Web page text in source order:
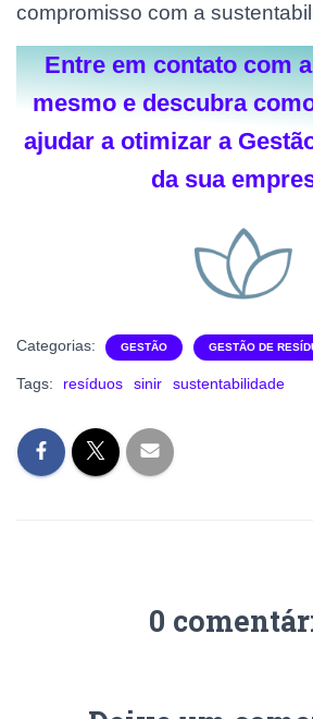
compromisso com a
Entre em contato com
mesmo e descubra
ajudar a otimizar a
da sua
Categorias: GESTÃO GESTÃO DE
Tags: resíduos sinir sustentabilidade
0